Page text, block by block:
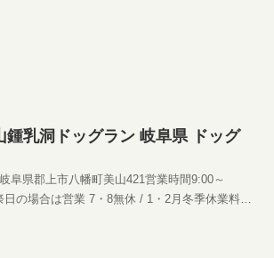
乳洞ドッグラン 岐阜県 ドッグ
阜県郡上市八幡町美山421営業時間9:00～
日の場合は営業 7・8無休 / 1・2月冬季休業料金